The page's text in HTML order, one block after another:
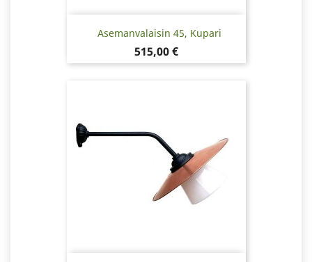
Asemanvalaisin 45, Kupari
Hinta
515,00 €